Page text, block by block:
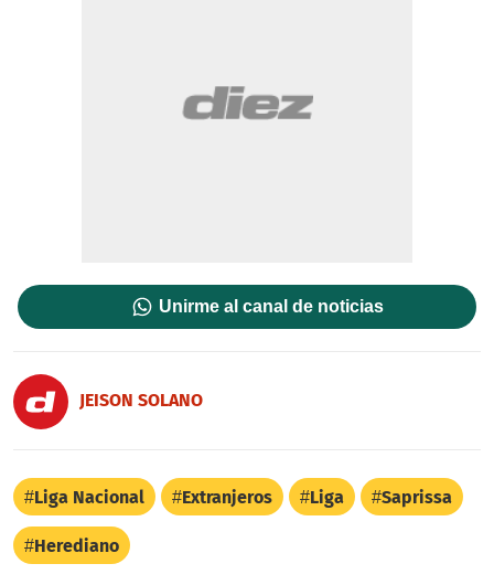
Unirme al canal de noticias
JEISON SOLANO
Liga Nacional Extranjeros Liga Saprissa
Herediano